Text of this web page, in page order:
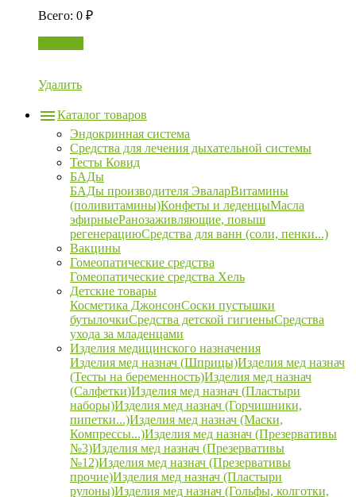
Всего: 0 ₽
Удалить
Каталог товаров
Эндокринная система
Средства для лечения дыхательной системы
Тесты Ковид
БАДы
БАДы производителя ЭваларВитамины
(поливитамины)Конфеты и леденцыМасла
эфирныеРанозаживляющие, повыш
регенерациюСредства для ванн (соли, пенки...)
Вакцины
Гомеопатические средства
Гомеопатические средства Хель
Детские товары
Косметика ДжонсонСоски пустышки
бутылочкиСредства детской гигиеныСредства
ухода за младенцами
Изделия медицинского назначения
Изделия мед назнач (Шприцы)Изделия мед назнач
(Тесты на беременность)Изделия мед назнач
(Салфетки)Изделия мед назнач (Пластыри
наборы)Изделия мед назнач (Горчишники,
пипетки...)Изделия мед назнач (Маски,
Компрессы...)Изделия мед назнач (Презервативы
№3)Изделия мед назнач (Презервативы
№12)Изделия мед назнач (Презервативы
прочие)Изделия мед назнач (Пластыри
рулоны)Изделия мед назнач (Гольфы, колготки,